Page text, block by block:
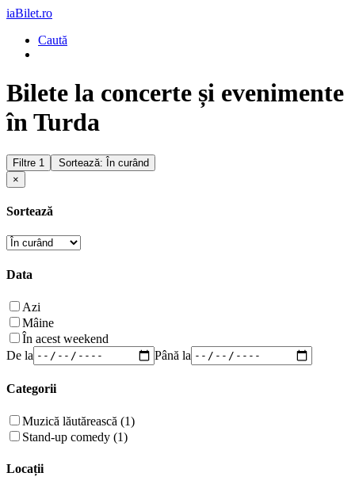
iaBilet.ro
Caută
Bilete la concerte și evenimente
în Turda
Filtre 1
Sortează: În curând
×
Sortează
Data
Azi
Mâine
În acest weekend
De la
Până la
Categorii
Muzică lăutărească (1)
Stand-up comedy (1)
Locații